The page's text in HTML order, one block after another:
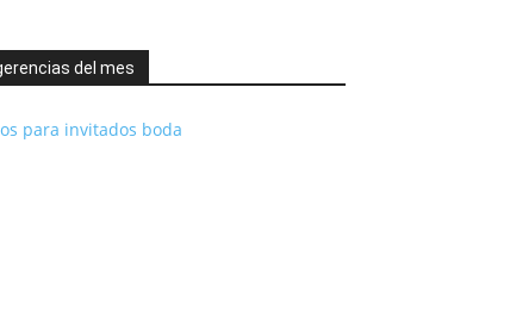
del mes
para invitados boda